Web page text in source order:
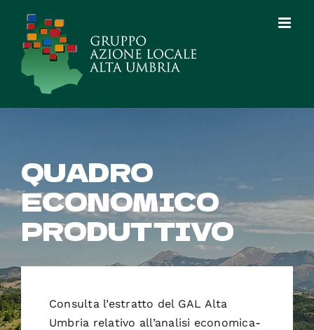
contenuto
QUADRO
ECONOMICO
PRODUTTIVO
Consulta l’estratto del GAL Alta
Umbria relativo all’analisi economica-